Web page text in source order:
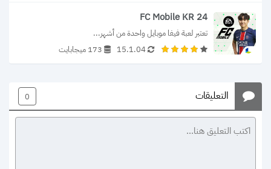
FC Mobile KR 24
تعتبر لعبة فيفا موبايل واحدة من أشهر...
15.1.04
173 ميجابايت
التعليقات 0